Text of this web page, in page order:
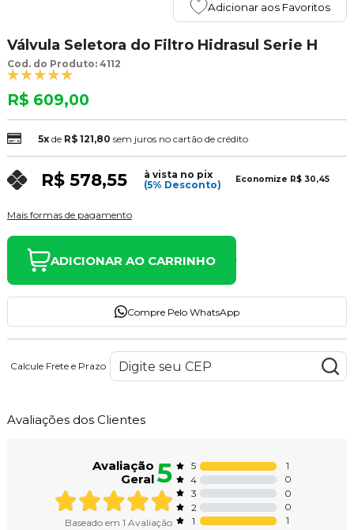
Adicionar aos Favoritos
Válvula Seletora do Filtro Hidrasul Serie H
Cod. do Produto: 4112
R$ 609,00
5xde R$ 121,80 sem juros no cartão de crédito
R$ 578,55
à vista no pix
(5% Desconto)
Economize R$ 30,45
Mais formas de pagamento
ADICIONAR AO CARRINHO
Compre Pelo WhatsApp
Calcule Frete e Prazo
Avaliações dos Clientes
Avaliação
Geral5
Baseado em 1 Avaliação
5
1
4
0
3
0
2
0
1
1